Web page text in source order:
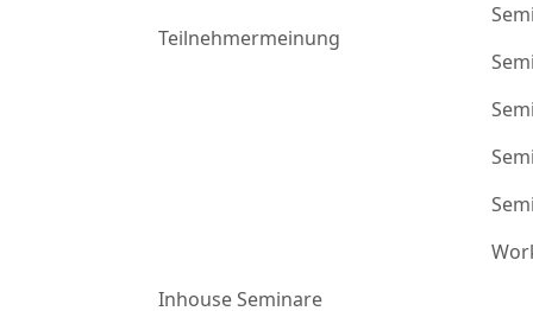
Teilnehmermeinung
Inhouse Seminare